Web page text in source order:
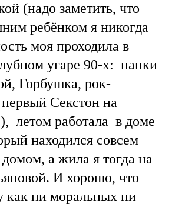
(надо заметить, что
ребёнком я никогда
моя проходила в
угаре 90-х: панки
Горбушка, рок-
Секстон на
летом работала в доме
находился совсем
а жила я тогда на
И хорошо, что
как ни моральных ни